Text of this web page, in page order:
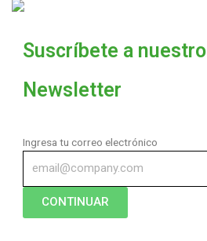
Suscríbete a nuestro
Newsletter
Ingresa tu correo electrónico
CONTINUAR